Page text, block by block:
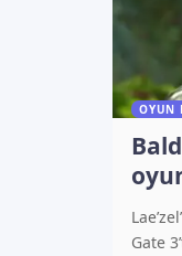
OYUN
Gate